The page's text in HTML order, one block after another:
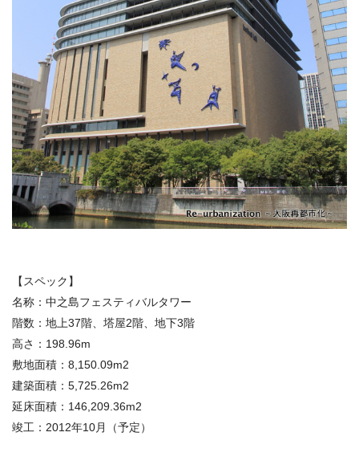
【スペック】
名称：中之島フェスティバルタワー
階数：地上37階、塔屋2階、地下3階
高さ：198.96m
敷地面積：8,150.09m2
建築面積：5,725.26m2
延床面積：146,209.36m2
竣工：2012年10月（予定）